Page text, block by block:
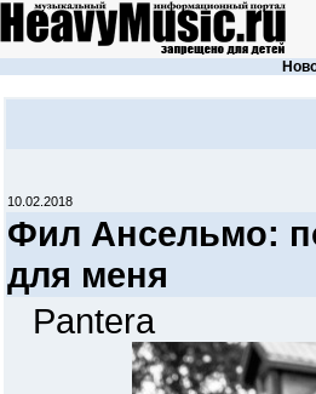
10.02.2018
Фил Ансельмо:
для меня
Pantera